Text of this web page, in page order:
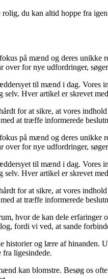
du kan altid hoppe fra
på mænd og deres
for nye udfordringer,
til mænd i dag.
Hver artikel er skrevet
for at sikre, at vores
at træffe informerede
på mænd og deres
for nye udfordringer,
til mænd i dag.
Hver artikel er skrevet
for at sikre, at vores
at træffe informerede
hvor de kan dele
fordi vi ved, at sande
og lære af hinanden.
ligesindede.
kan blomstre. Besøg os